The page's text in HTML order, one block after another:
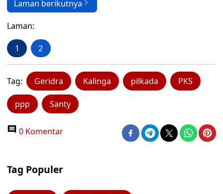
Laman berikutnya
Laman:
1 2
Tag: Geridra Kalinga pilkada PKS
ppp Santy
0 Komentar
Tag Populer